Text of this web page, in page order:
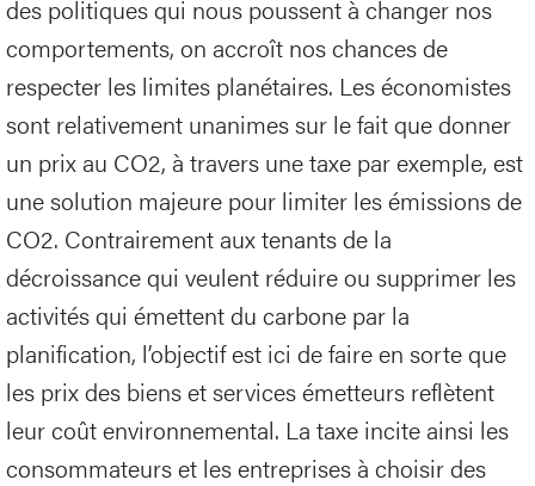
des politiques qui nous poussent à changer nos
comportements, on accroît nos chances de
respecter les limites planétaires. Les économistes
sont relativement unanimes sur le fait que donner
un prix au CO2, à travers une taxe par exemple, est
une solution majeure pour limiter les émissions de
CO2. Contrairement aux tenants de la
décroissance qui veulent réduire ou supprimer les
activités qui émettent du carbone par la
planification, l’objectif est ici de faire en sorte que
les prix des biens et services émetteurs reflètent
leur coût environnemental. La taxe incite ainsi les
consommateurs et les entreprises à choisir des